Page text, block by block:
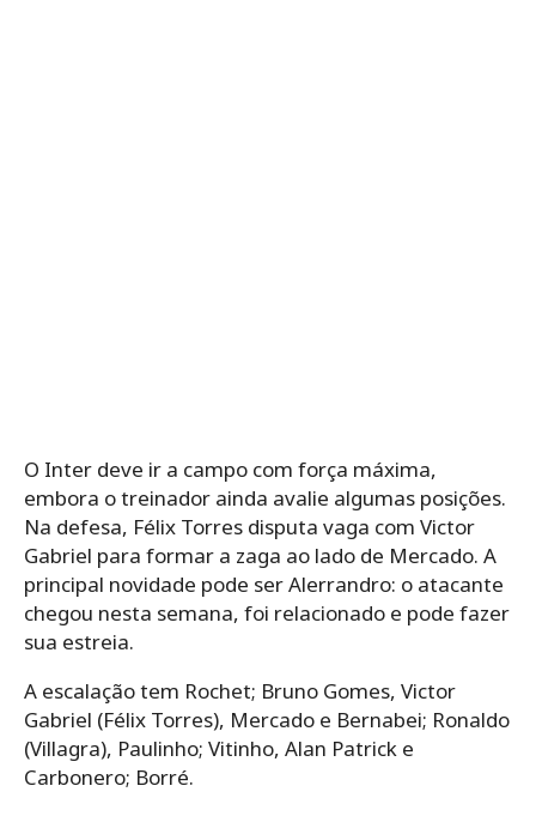
O Inter deve ir a campo com força máxima,
embora o treinador ainda avalie algumas posições.
Na defesa, Félix Torres disputa vaga com Victor
Gabriel para formar a zaga ao lado de Mercado. A
principal novidade pode ser Alerrandro: o atacante
chegou nesta semana, foi relacionado e pode fazer
sua estreia.
A escalação tem Rochet; Bruno Gomes, Victor
Gabriel (Félix Torres), Mercado e Bernabei; Ronaldo
(Villagra), Paulinho; Vitinho, Alan Patrick e
Carbonero; Borré.